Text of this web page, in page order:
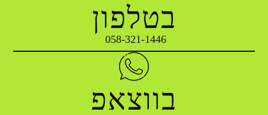
בטלפון
⁦ 058-321-1446⁩
בווצאפ